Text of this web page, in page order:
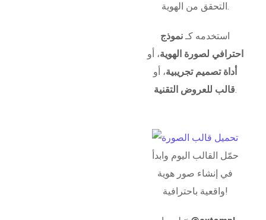
التحقق من الهوية.
استخدمه كـنموذج
احترافي لصورة الهوية، أو
أداة تصميم تجريبية، أو
قالب للعروض التقنية.
حمّل القالب اليوم وابدأ
في إنشاء صور هوية
واقعية باحترافية!